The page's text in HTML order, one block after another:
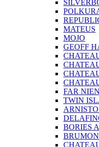
MATEUS
MOJO
GEOFF
FAR
TWIN
BORIES